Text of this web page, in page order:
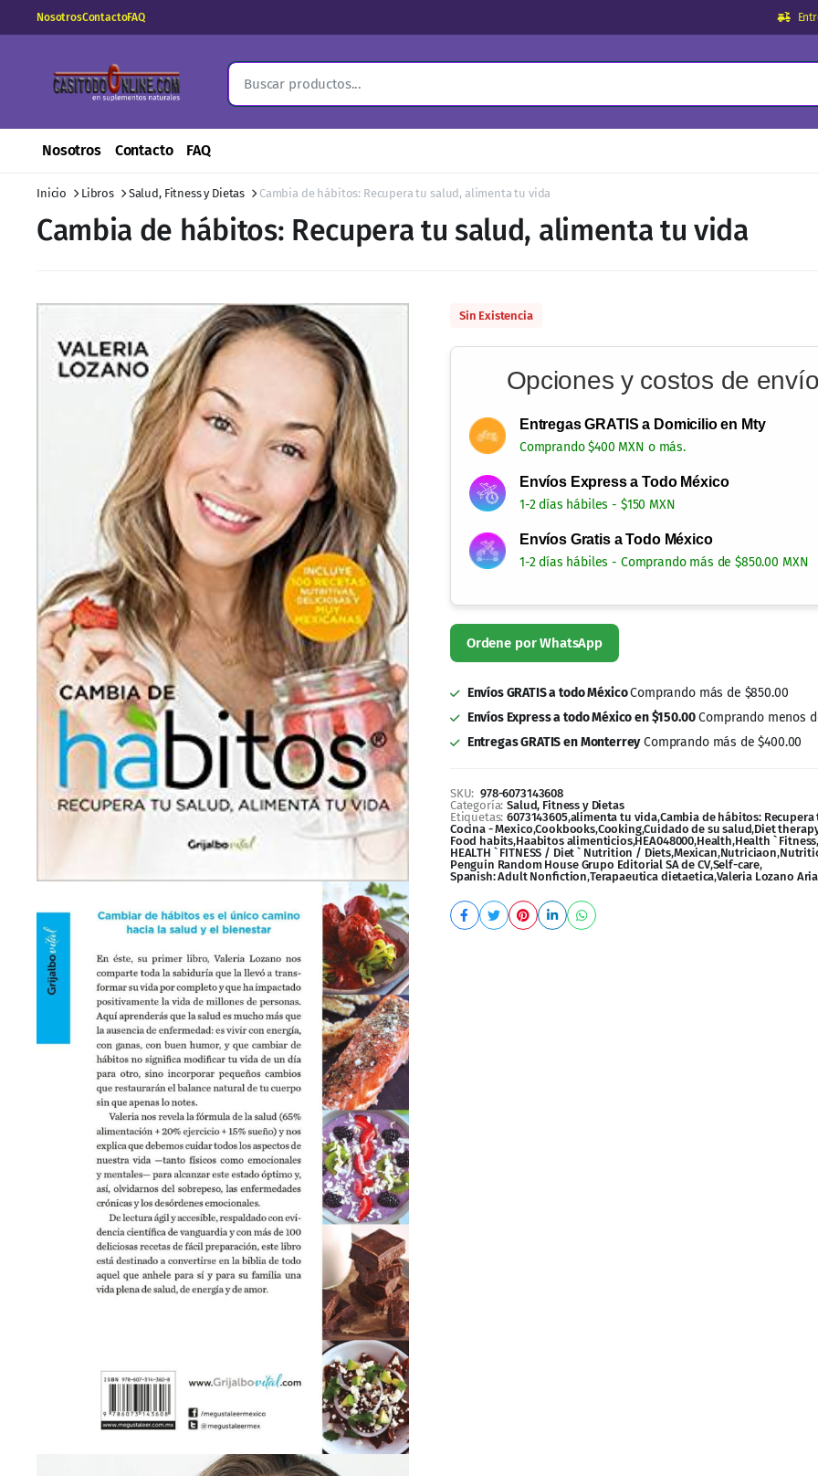
NosotrosContactoFAQ
Nosotros Contacto FAQ
Inicio Libros Salud, Fitness y Dietas Cambia de hábitos: Recupera tu salud, alimenta tu vida
Cambia de hábitos: Recupera tu salud, alimenta tu vida
Sin Existencia
Opciones y costos de envío
Entregas GRATIS a Domicilio en Mty
Comprando $400 MXN o más.
Envíos Express a Todo México
1-2 días hábiles - $150 MXN
Envíos Gratis a Todo México
1-2 días hábiles - Comprando más de $850.00 MXN
Ordene por WhatsApp
Envíos GRATIS a todo México
Comprando más de $850.00
Comprando menos
SKU: 978-6073143608
Categoría: Salud, Fitness y Dietas
Etiquetas: 6073143605,alimenta tu vida,Cambia de hábitos: Recupera
Cocina - Mexico,Cookbooks,Cooking,Cuidado de su salud,Diet therapy
Food habits Haabitos alimenticios HEA048000,Health,Health ` Fitness
HEALTH ` FITNESS / Diet ` Nutrition / Diets,Mexican,Nutriciaon
Penguin Random House Grupo Editorial SA de CV,Self-care,
DescripciónInformación adicionalValoraciones (0)
Descripción del producto
, escrito por Valeria Lozano,health coachcon casi 2 millones de seguidores en Facebook, aterriza su visión
evitar formar parte de las estadísticas de sobrepeso, hipertensión y diabetes.
Valeria es editora de la guía de alimentación mensualHábitos Magazine
descargas.
¿Cuál es la situación actual en términos de salud? ¿Qué factores impactan negativamente nuestro cuerpo? ¿Cómo
hacia afuera? ParaValeria Lozano, los buenos hábitos son la verdadera medicina y fuente de salud óptima, así como
productos altamente procesados, carentes de nutrientes y altamente tóxicos para nuestro organismo.
Hábitosla exitosahealth coachofrece al lector una propuesta basada en los postulados que Valeria defiende en sus
Reforzar el alimento primario (la espiritualidad, nuestra relación con nosotros mismos y las que entablamos con el
toma de decisiones conscientes y el rol activo como único responsable de la salud propia.
El ejercicio y el movimiento como necesidad elemental para un organismo funcional.